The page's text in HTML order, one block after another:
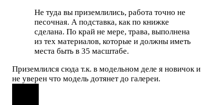
Не туда вы приземлились, работа точно не
песочная. А подставка, как по книжке
сделана. По край не мере, трава, выполнена
из тех материалов, которые и должны иметь
места быть в 35 масштабе.
Приземлился сюда т.к. в модельном деле я новичок и
не уверен что модель дотянет до галереи.